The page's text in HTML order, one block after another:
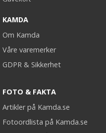
KAMDA
Om Kamda
Våre varemerker
GDPR & Sikkerhet
FOTO & FAKTA
Artikler på Kamda.se
Fotoordlista på Kamda.se